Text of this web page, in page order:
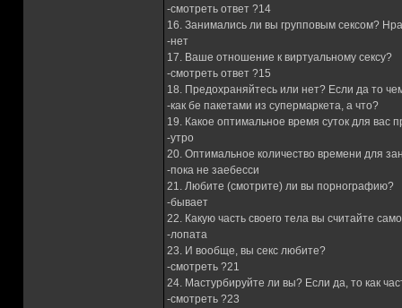
-смотреть ответ ?14
16. Занимались ли вы групповым сексом?
-нет
17. Ваше отношение к виртуальному сексу?
-смотреть ответ ?15
18. Предохраняйтесь или нет? Если да то
-как бе пакетами из супермаркета, а что?
19. Какое оптимальное время суток для вас
-утро
20. Оптимальное количество времени для
-пока не заебесси
21. Любите (смотрите) ли вы порнографию?
-бывает
22. Какую часть своего тела вы считайте
-лопата
23. И вообще, вы секс любите?
-смотреть ?21
24. Мастурбируйте ли вы? Если да, то как
-смотреть ?23